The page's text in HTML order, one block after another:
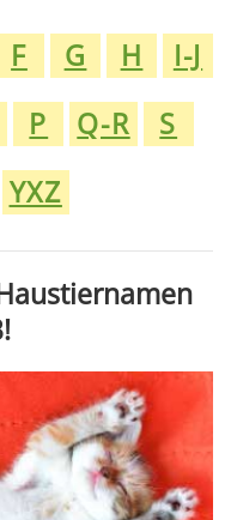
F G H
I-J
P Q-R
S
YXZ
!